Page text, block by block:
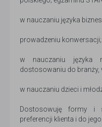
w nauczaniu języka
prowadzeniu konwersacji;
w nauczaniu języka
dostosowaniu do branży,
w nauczaniu dzieci i
Dostosowuję formy i
preferencji klienta i do